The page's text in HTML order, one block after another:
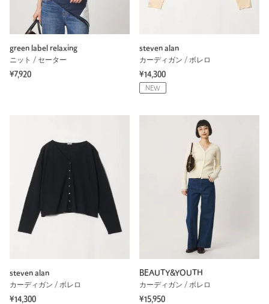
green label relaxing
ニット / セーター
¥7,920
steven alan
カーディガン / ボレロ
¥14,300
NEW
steven alan
カーディガン / ボレロ
¥14,300
BEAUTY&YOUTH
カーディガン / ボレロ
¥15,950